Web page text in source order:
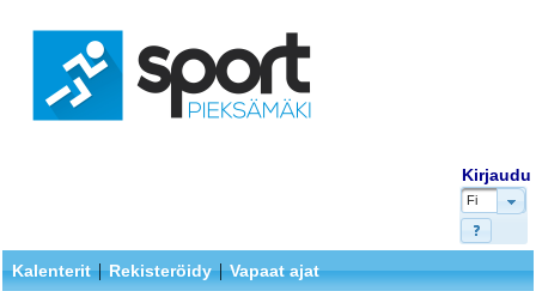
Kirjaudu
Fi
Kalenterit|Rekisteröidy|Vapaat ajat